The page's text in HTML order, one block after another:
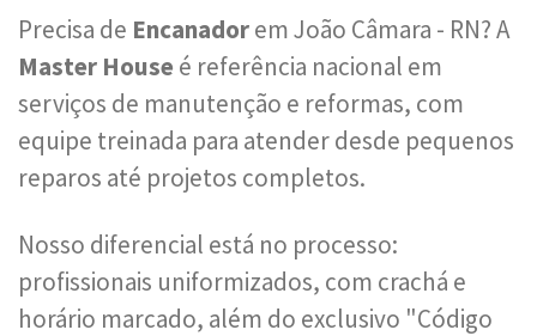
Precisa de Encanadorem João Câmara - RN? A
Master House é referência nacional em
serviços de manutenção e reformas, com
equipe treinada para atender desde pequenos
reparos até projetos completos.
Nosso diferencial está no processo:
profissionais uniformizados, com crachá e
horário marcado, além do exclusivo "Código